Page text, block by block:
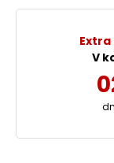
Extra
V